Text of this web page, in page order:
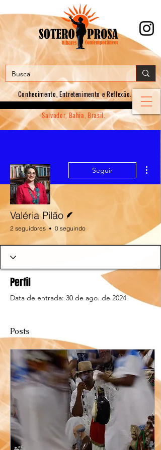
Conhecimento, Entretenimento e Reflexão.
Salvador, Bahia, Brasil.
Seguir
Valéria Pilão
2 seguidores 0 seguindo
Perfil
Data de entrada: 30 de ago. de 2024
Posts